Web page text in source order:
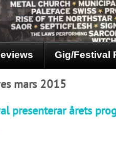
Gig/Festival
mars 2015
presenterar årets